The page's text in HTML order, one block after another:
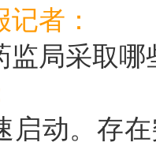
者：
采取哪
动。存在